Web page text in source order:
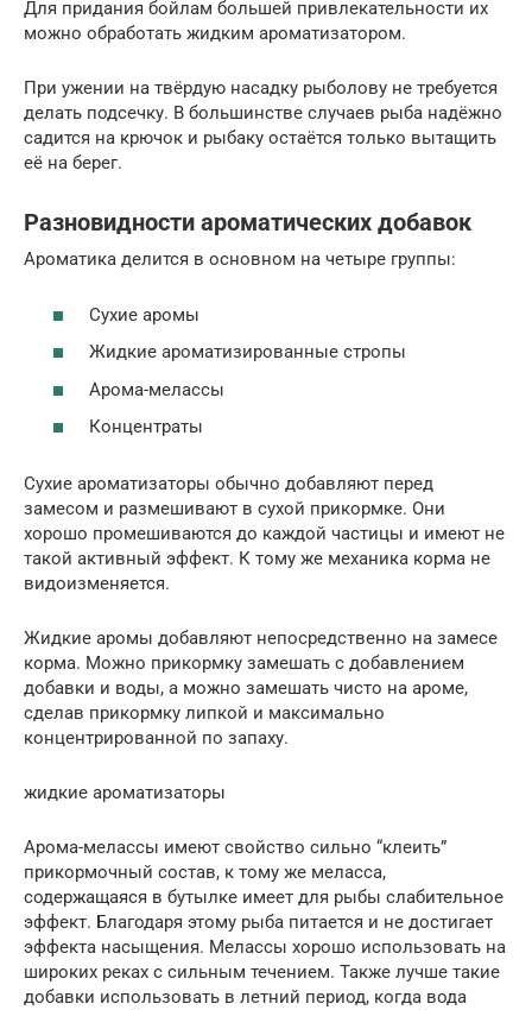
Для придания бойлам большей привлекательности их
можно обработать жидким ароматизатором.
При ужении на твёрдую насадку рыболову не требуется
делать подсечку. В большинстве случаев рыба надёжно
садится на крючок и рыбаку остаётся только вытащить
её на берег.
Разновидности ароматических добавок
Ароматика делится в основном на четыре группы:
Сухие аромы
Жидкие ароматизированные стропы
Арома-мелассы
Концентраты
Сухие ароматизаторы обычно добавляют перед
замесом и размешивают в сухой прикормке. Они
хорошо промешиваются до каждой частицы и имеют не
такой активный эффект. К тому же механика корма не
видоизменяется.
Жидкие аромы добавляют непосредственно на замесе
корма. Можно прикормку замешать с добавлением
добавки и воды, а можно замешать чисто на ароме,
сделав прикормку липкой и максимально
концентрированной по запаху.
жидкие ароматизаторы
Арома-мелассы имеют свойство сильно “клеить”
прикормочный состав, к тому же меласса,
содержащаяся в бутылке имеет для рыбы слабительное
эффект. Благодаря этому рыба питается и не достигает
эффекта насыщения. Мелассы хорошо использовать на
широких реках с сильным течением. Также лучше такие
добавки использовать в летний период, когда вода